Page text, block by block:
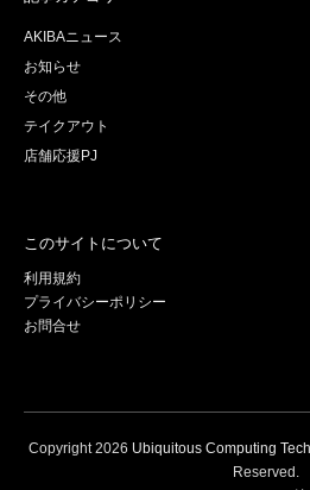
AKIBAニュース
お知らせ
その他
テイクアウト
店舗応援PJ
このサイトについて
利用規約
プライバシーポリシー
お問合せ
Copyright2026 Ubiquitous Computing
Reserved.